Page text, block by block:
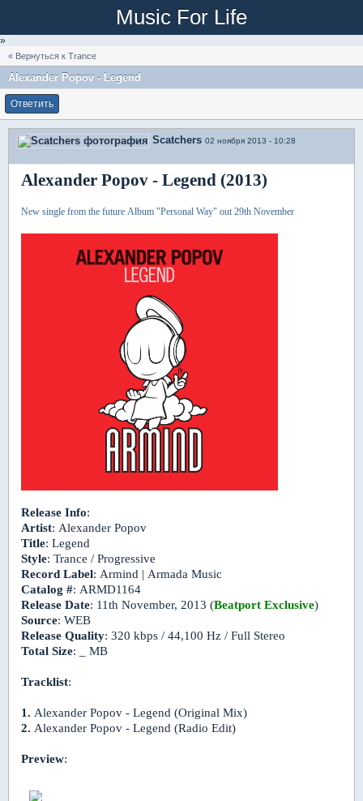
Music For Life
»
« Вернуться к Trance
Alexander Popov - Legend
Ответить
Scatchers 02 ноября 2013 - 10:28
Alexander Popov - Legend (2013)
New single from the future Album "Personal Way" out 29th November
Release Info:
Artist: Alexander Popov
Title: Legend
Style: Trance / Progressive
Record Label: Armind | Armada Music
Catalog #: ARMD1164
Release Date: 11th November, 2013 (Beatport Exclusive)
Source: WEB
Release Quality: 320 kbps / 44,100 Hz / Full Stereo
Total Size: _ MB
Tracklist:
1. Alexander Popov - Legend (Original Mix)
2. Alexander Popov - Legend (Radio Edit)
Preview: